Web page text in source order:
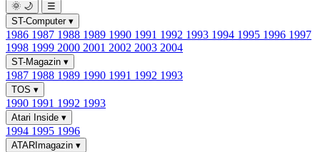
🌞 🌙
☰
ST-Computer ▾
1986 1987 1988 1989 1990 1991 1992 1993 1994 1995 1996 1997
1998 1999 2000 2001 2002 2003 2004
ST-Magazin ▾
1987 1988 1989 1990 1991 1992 1993
TOS ▾
1990 1991 1992 1993
Atari Inside ▾
1994 1995 1996
ATARImagazin ▾